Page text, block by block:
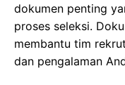
dokumen penting
proses seleksi.
membantu tim
dan pengalaman